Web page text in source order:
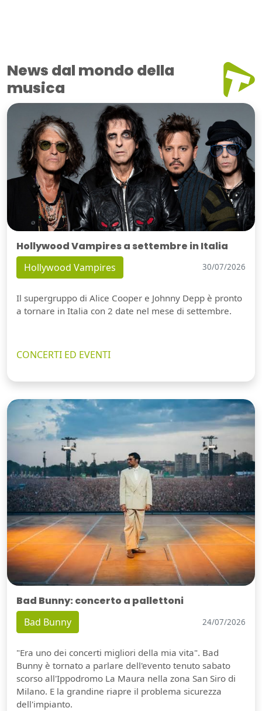
News dal mondo della
musica
Hollywood Vampires a settembre in Italia
Hollywood Vampires 30/07/2026
Il supergruppo di Alice Cooper e Johnny Depp è pronto
a tornare in Italia con 2 date nel mese di settembre.
CONCERTI ED EVENTI
Bad Bunny: concerto a pallettoni
Bad Bunny 24/07/2026
"Era uno dei concerti migliori della mia vita". Bad
Bunny è tornato a parlare dell'evento tenuto sabato
scorso all'Ippodromo La Maura nella zona San Siro di
Milano. E la grandine riapre il problema sicurezza
dell'impianto.